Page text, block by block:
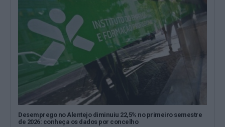
Desemprego no Alentejo diminuiu 22,5% no primeiro semestre
de 2026: conheça os dados por concelho